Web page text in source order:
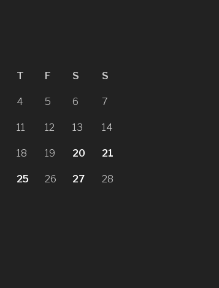
T F S S
4 5 6 7
11 12 13 14
18 19 20 21
25 26 27 28